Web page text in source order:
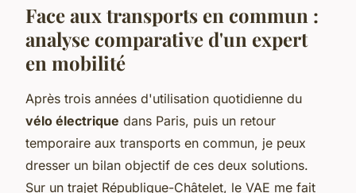
Face aux transports en commun :
analyse comparative d'un expert
en mobilité
Après trois années d'utilisation quotidienne du
vélo électrique dans Paris, puis un retour
temporaire aux transports en commun, je peux
dresser un bilan objectif de ces deux solutions.
Sur un trajet République-Châtelet, le VAE me fait